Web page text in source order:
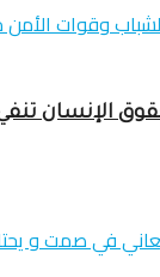
الإنسان